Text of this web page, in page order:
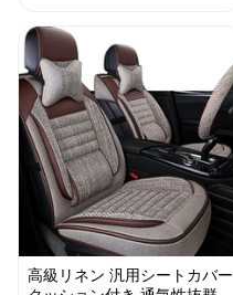
高級リネン 汎用シートカバー